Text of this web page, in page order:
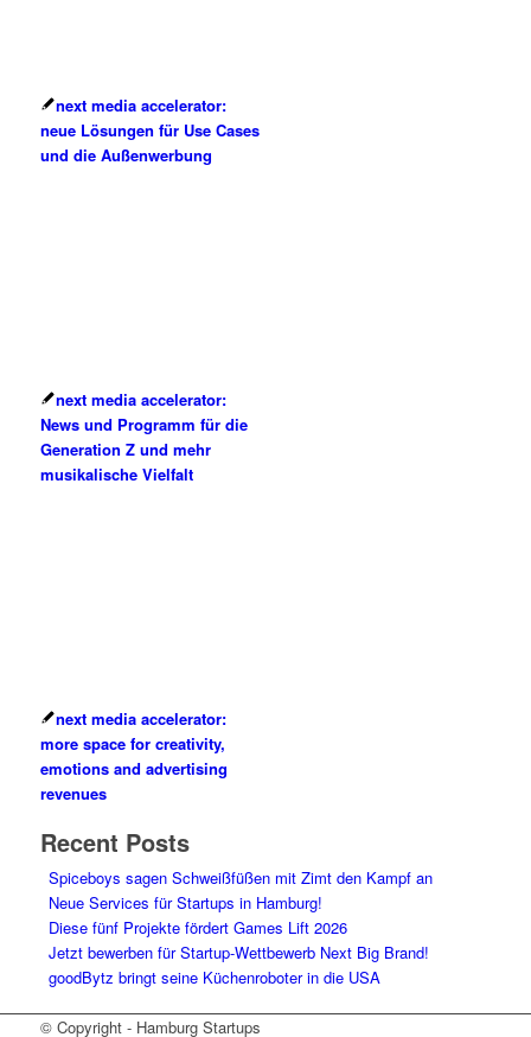
next media accelerator:
neue Lösungen für Use Cases
und die Außenwerbung
next media accelerator:
News und Programm für die
Generation Z und mehr
musikalische Vielfalt
next media accelerator:
more space for creativity,
emotions and advertising
revenues
Recent Posts
Spiceboys sagen Schweißfüßen mit Zimt den Kampf an
Neue Services für Startups in Hamburg!
Diese fünf Projekte fördert Games Lift 2026
Jetzt bewerben für Startup-Wettbewerb Next Big Brand!
goodBytz bringt seine Küchenroboter in die USA
© Copyright - Hamburg Startups